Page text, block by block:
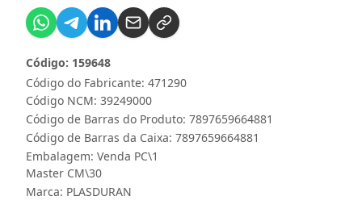
Código do Fabricante: 471290
Código: 159648
Código NCM: 39249000
Código de Barras do Produto: 7897659664881
Código de Barras da Caixa: 7897659664881
Embalagem: Venda PC\1
Master CM\30
Marca: PLASDURAN